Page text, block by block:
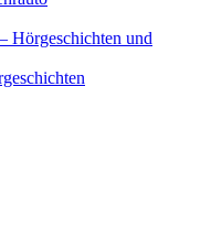
Hörgeschichten und